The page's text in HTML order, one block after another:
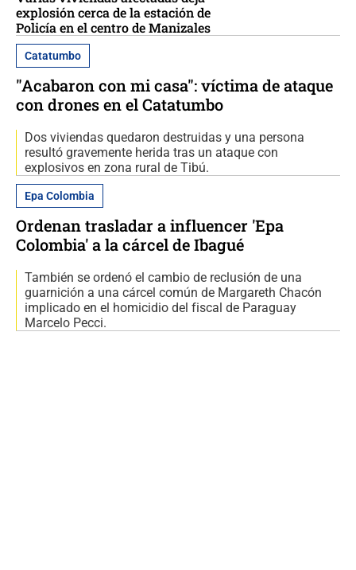
explosión cerca de la estación de
Policía en el centro de Manizales
Catatumbo
"Acabaron con mi casa": víctima de ataque
con drones en el Catatumbo
Dos viviendas quedaron destruidas y una persona
resultó gravemente herida tras un ataque con
explosivos en zona rural de Tibú.
Epa Colombia
Ordenan trasladar a influencer 'Epa
Colombia' a la cárcel de Ibagué
También se ordenó el cambio de reclusión de una
guarnición a una cárcel común de Margareth Chacón
implicado en el homicidio del fiscal de Paraguay
Marcelo Pecci.